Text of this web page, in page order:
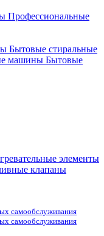
Профессиональные
Бытовые стиральные
машины Бытовые
элементы
клапаны
самообслуживания
самообслуживания